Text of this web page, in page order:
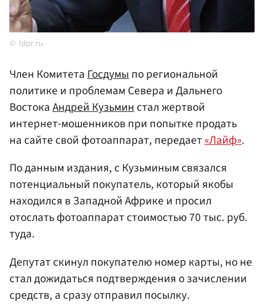
ldpr.ru
Член КомитетаГосдумыпо региональной
политике и проблемам Севера и Дальнего
ВостокаАндрей Кузьминстал жертвой
интернет-мошенников при попытке продать
на сайте свой фотоаппарат, передает«Лайф».
По данным издания, с Кузьминым связался
потенциальный покупатель, который якобы
находился в Западной Африке и просил
отослать фотоаппарат стоимостью 70 тыс. руб.
туда.
Депутат скинул покупателю номер карты, но не
стал дожидаться подтверждения о зачислении
средств, а сразу отправил посылку.